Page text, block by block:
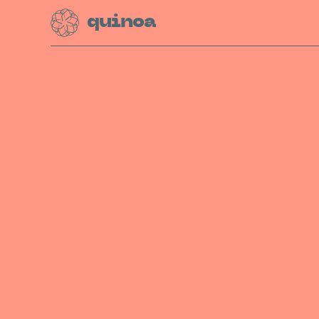
quinoa